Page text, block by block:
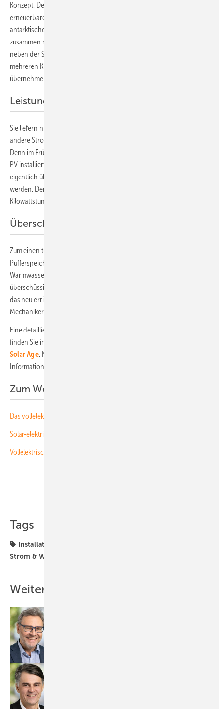
Konzept. Denn es ist die bisher einzige Polarstation, die komplett mit
erneuerbaren Energien versorgt wird. Das Herzstück in den
antarktischen Sommermonaten ist dabei eine Solarfassade, die
zusammen mit weiteren Modulen – aufgeständert auf dem Dach und
neben der Station – ausreichend Energie liefert. Sie werden dabei von
mehreren Kleinwindgeneratoren unterstützt. Diese wiederum
übernehmen im Winter die Energieversorgung.
Leistungssteller installiert
Sie liefern nicht nur Strom für die wissenschaftlichen Instrumente und
andere Stromverbraucher, sondern auch die Energie zum Heizen.
Denn im Frühjahr 2020 wurden neue Leistungssteller AC Thor von My
PV installiert. Damit kann der Energieüberschuss, der aus den
eigentlich überdimensionierten Anlagen kommt, optimal genutzt
werden. Denn die Geräte sind stufenlos regelbar und speichern jede
Kilowattstunde überschüssigen Ökostroms in Form von Wärme.
Überschüssigen Strom als Wärme speichern
Zum einen tun sie das über Heizstäbe, die das Wasser in einem großen
Pufferspeicher aufheizen. Auf diese Weise steuern sie die gesamte
Warmwasserbereitstellung. Ein weiterer Leistungssteller nutzt den
überschüssigen Solar- und Windstrom, um mittels Infrarot-Paneelen
das neu errichtete Garagengebäude zu beheizen, damit die
Mechaniker dort arbeiten können.
Eine detaillierte Beschreibung des Energiekonzepts der Polarstation
finden Sie in der
Solar Age. Nach
Informationsangebot von
Zum Weiterlesen:
Das vollelektrische Haus: Solar Age baut Wissensdatenbank aus
Solar-elektrische Vollversorgung: “Das Geld gehört aufs Dach“
Vollelektrisches Haus spart 49 Prozent Energiekosten
Tags
Installation
Strom & Wärme
Weitere Inhalte